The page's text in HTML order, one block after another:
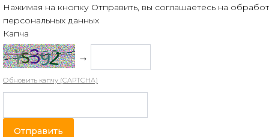
Нажимая на кнопку Отправить, вы соглашаетесь на
персональных данных
Капча
→
Обновить капчу (CAPTCHA)
Отправить